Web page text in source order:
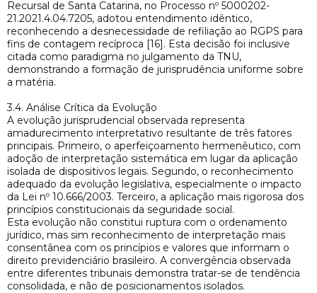
Recursal de Santa Catarina, no Processo nº 5000202-
21.2021.4.04.7205, adotou entendimento idêntico,
reconhecendo a desnecessidade de refiliação ao RGPS para
fins de contagem recíproca [16]. Esta decisão foi inclusive
citada como paradigma no julgamento da TNU,
demonstrando a formação de jurisprudência uniforme sobre
a matéria.
3.4. Análise Crítica da Evolução
A evolução jurisprudencial observada representa
amadurecimento interpretativo resultante de três fatores
principais. Primeiro, o aperfeiçoamento hermenêutico, com
adoção de interpretação sistemática em lugar da aplicação
isolada de dispositivos legais. Segundo, o reconhecimento
adequado da evolução legislativa, especialmente o impacto
da Lei nº 10.666/2003. Terceiro, a aplicação mais rigorosa dos
princípios constitucionais da seguridade social.
Esta evolução não constitui ruptura com o ordenamento
jurídico, mas sim reconhecimento de interpretação mais
consentânea com os princípios e valores que informam o
direito previdenciário brasileiro. A convergência observada
entre diferentes tribunais demonstra tratar-se de tendência
consolidada, e não de posicionamentos isolados.